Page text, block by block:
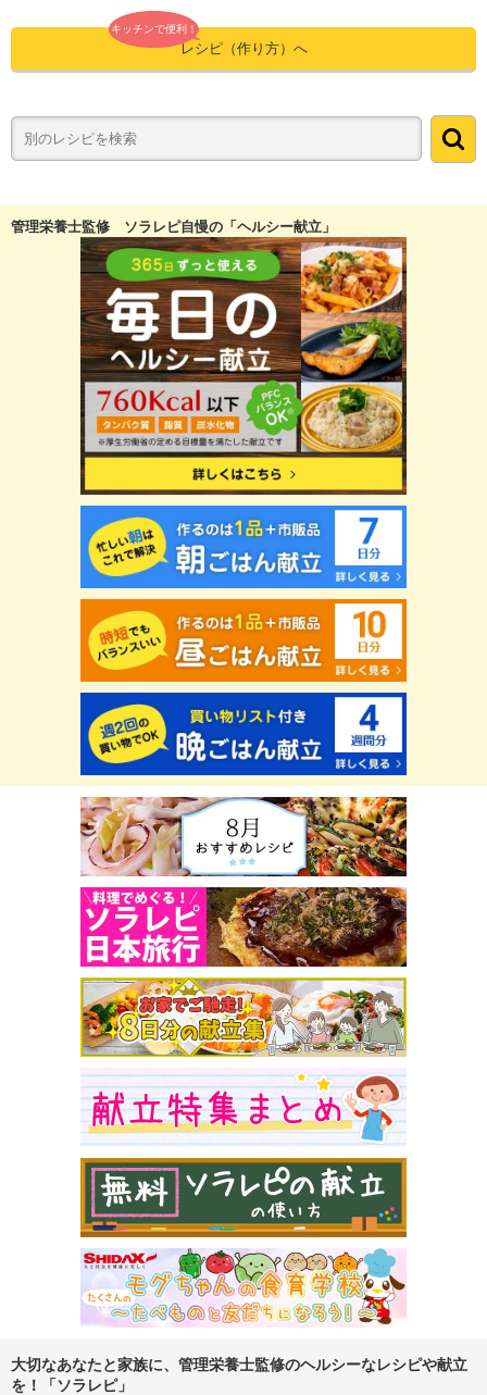
キッチンで便利！
レシピ（作り方）へ
管理栄養士監修 ソラレピ自慢の「ヘルシー献立」
大切なあなたと家族に、管理栄養士監修のヘルシーなレシピや献立
を！「ソラレピ」